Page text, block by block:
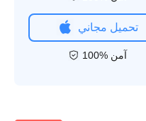
تحميل مجاني
100% آمن